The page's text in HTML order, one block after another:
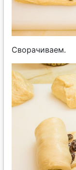
Сворачиваем.